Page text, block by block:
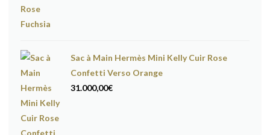
Sac à Main Hermès Mini Kelly Cuir Rose
Confetti Verso Orange
31.000,00€